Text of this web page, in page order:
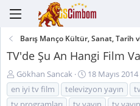
Barış Manço Kültür, Sanat, Tarih
TV'de Şu An Hangi Film
K
o
n
Gökhan Sancak
B
a
ş
18 Mayıs 2014
en iyi tv film
televizyon yayın